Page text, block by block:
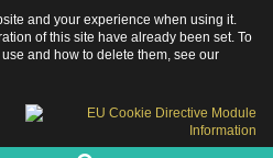
11, 05-660 Warka
DOSTĘPNOŚCI
and your experience when using it.
of this site have already been set. To
and how to delete them, see our